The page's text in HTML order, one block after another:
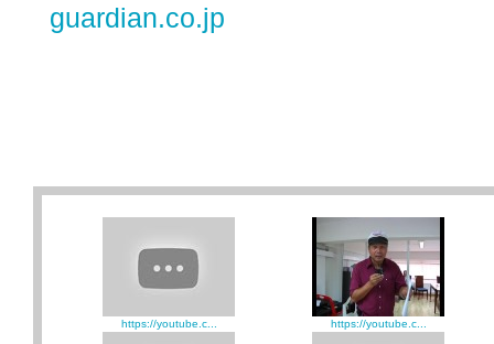
guardian.co.jp
https://youtube.c... https://youtube.c...